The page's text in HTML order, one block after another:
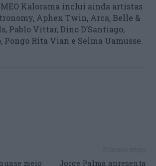
MEO Kalorama inclui ainda artistas
Aphex Twin, Arca, Belle &
Pablo Vittar, Dino D’Santiago,
Pongo Rita Vian e Selma Uamusse.
meio
Jorge Palma apresenta